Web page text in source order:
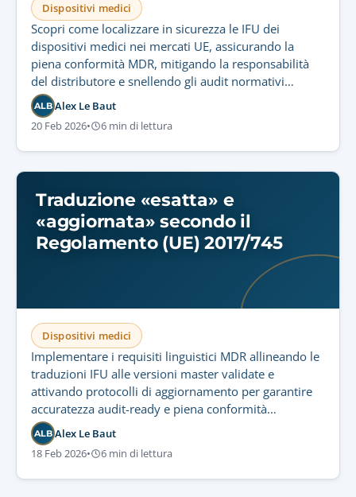
Dispositivi medici
Scopri come localizzare in sicurezza le IFU dei
dispositivi medici nei mercati UE, assicurando la
piena conformità MDR, mitigando la responsabilità
del distributore e snellendo gli audit normativi
tramite flussi di traduzione controllati.
ALB Alex Le Baut
20 Feb 2026• 6 min di lettura
Traduzione «esatta» e
«aggiornata» secondo il
Regolamento (UE) 2017/745
Dispositivi medici
Implementare i requisiti linguistici MDR allineando le
traduzioni IFU alle versioni master validate e
attivando protocolli di aggiornamento per garantire
accuratezza audit-ready e piena conformità
normativa.
ALB Alex Le Baut
18 Feb 2026• 6 min di lettura